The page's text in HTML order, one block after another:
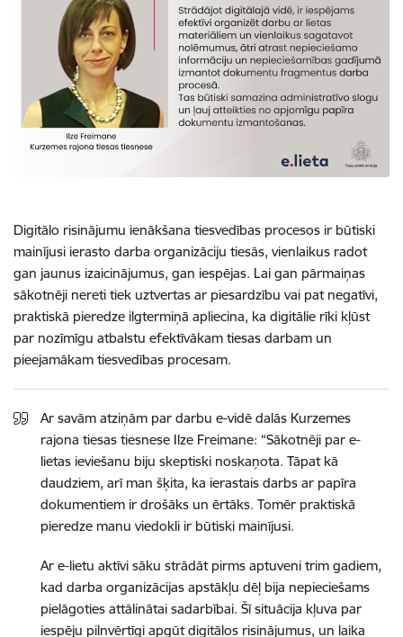
Digitālo risinājumu ienākšana tiesvedības procesos ir būtiski
mainījusi ierasto darba organizāciju tiesās, vienlaikus radot
gan jaunus izaicinājumus, gan iespējas. Lai gan pārmaiņas
sākotnēji nereti tiek uztvertas ar piesardzību vai pat negatīvi,
praktiskā pieredze ilgtermiņā apliecina, ka digitālie rīki kļūst
par nozīmīgu atbalstu efektīvākam tiesas darbam un
pieejamākam tiesvedības procesam.
Ar savām atziņām par darbu e-vidē dalās Kurzemes
rajona tiesas tiesnese Ilze Freimane: “Sākotnēji par e-
lietas ieviešanu biju skeptiski noskaņota. Tāpat kā
daudziem, arī man šķita, ka ierastais darbs ar papīra
dokumentiem ir drošāks un ērtāks. Tomēr praktiskā
pieredze manu viedokli ir būtiski mainījusi.
Ar e-lietu aktīvi sāku strādāt pirms aptuveni trim gadiem,
kad darba organizācijas apstākļu dēļ bija nepieciešams
pielāgoties attālinātai sadarbībai. Šī situācija kļuva par
iespēju pilnvērtīgi apgūt digitālos risinājumus, un laika